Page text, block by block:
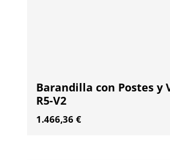
Barandilla con Postes y
R5-V2
1.466,36 €